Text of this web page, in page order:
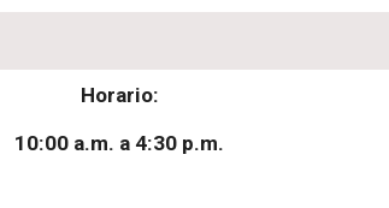
Horario:
10:00 a.m. a 4:30 p.m.